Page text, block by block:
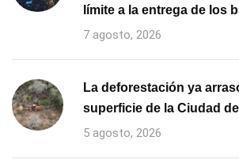
límite a la entrega de los
7 agosto, 2026
La deforestación ya
superficie de la Ciudad
5 agosto, 2026